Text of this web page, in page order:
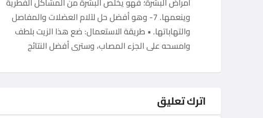
وينعمها. 7- وهو أفضل حل لآلام العضلات والمفاصل
والتهاباتها. • طريقة الاستعمال: ضع هذا الزيت بلطف
وامسحه على الجزء المصاب، وسترى أفضل النتائج
اترك تعليق